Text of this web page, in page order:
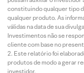
constituindo qualquer tipo
qualquer produto. As
válidas na data de sua
Investimentos não se
cliente com base no
Este relatório foi
produtos de modo a gerar
investidor.